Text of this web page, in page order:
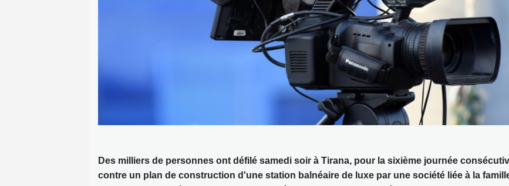
Des milliers de personnes ont défilé samedi soir à Tirana, pour la sixième journée
contre un plan de construction d'une station balnéaire de luxe par une société liée à la